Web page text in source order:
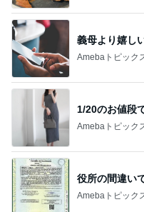
義母より嬉し
Amebaトピック
1/20のお値段
Amebaトピック
役所の間違い
Amebaトピック